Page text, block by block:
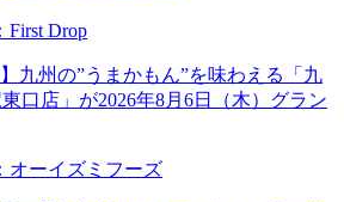
First Drop
九州の”うまかもん”を味わえる「九
口店」が2026年8月6日（木）グラン
オーイズミフーズ